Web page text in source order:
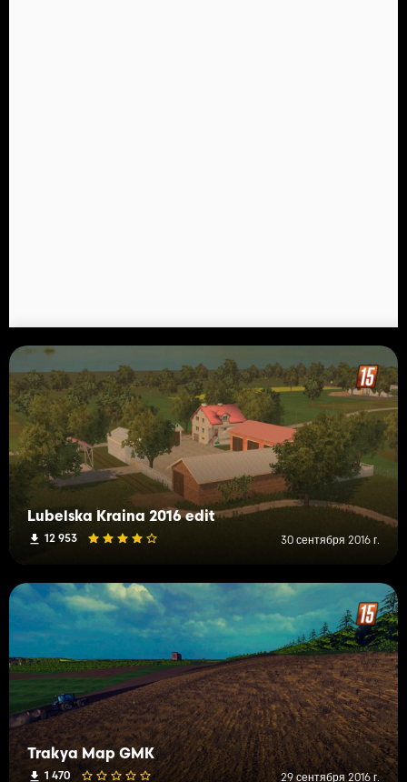
Lubelska Kraina 2016 edit
12 953 30 сентября 2016 г.
Trakya Map GMK
1 470 29 сентября 2016 г.